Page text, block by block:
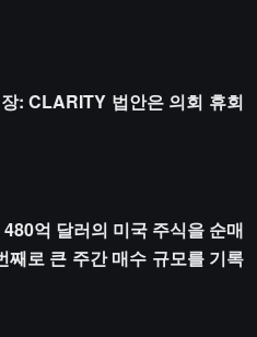
: CLARITY 법안은 의회 휴회
억 달러의 미국 주식을 순매
째로 큰 주간 매수 규모를 기록